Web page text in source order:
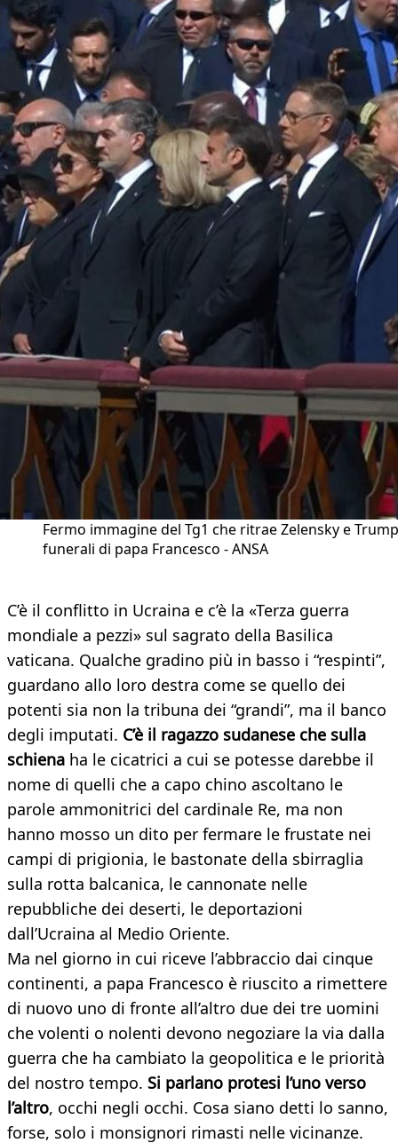
Fermo immagine del Tg1 che ritrae Zelensky e
funerali di papa Francesco - ANSA
C’è il conflitto in Ucraina e c’è la «Terza guerra
mondiale a pezzi» sul sagrato della Basilica
vaticana. Qualche gradino più in basso i “respinti”,
guardano allo loro destra come se quello dei
potenti sia non la tribuna dei “grandi”, ma il banco
degli imputati. C’è il ragazzo sudanese che sulla
schiena ha le cicatrici a cui se potesse darebbe il
nome di quelli che a capo chino ascoltano le
parole ammonitrici del cardinale Re, ma non
hanno mosso un dito per fermare le frustate nei
campi di prigionia, le bastonate della sbirraglia
sulla rotta balcanica, le cannonate nelle
repubbliche dei deserti, le deportazioni
dall’Ucraina al Medio Oriente.
Ma nel giorno in cui riceve l’abbraccio dai cinque
continenti, a papa Francesco è riuscito a rimettere
di nuovo uno di fronte all’altro due dei tre uomini
che volenti o nolenti devono negoziare la via dalla
guerra che ha cambiato la geopolitica e le priorità
del nostro tempo. Si parlano protesi l’uno verso
l’altro, occhi negli occhi. Cosa siano detti lo sanno,
forse, solo i monsignori rimasti nelle vicinanze.